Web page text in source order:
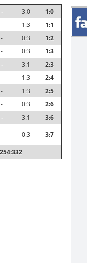
- 3:0
1:0
- 1:3
1:1
- 0:3
1:2
- 0:3
1:3
- 3:1
2:3
- 1:3
2:4
- 1:3
2:5
- 0:3
2:6
- 3:1
3:6
- 0:3 3:7